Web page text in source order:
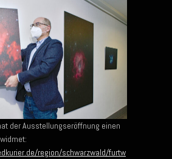
der Ausstellungseröffnung einen
region/schwarzwald/furtw